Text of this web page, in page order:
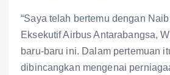
“Saya telah bertemu dengan
Eksekutif Airbus Antarabangsa,
baru-baru ini. Dalam pertemuan
dibincangkan mengenai